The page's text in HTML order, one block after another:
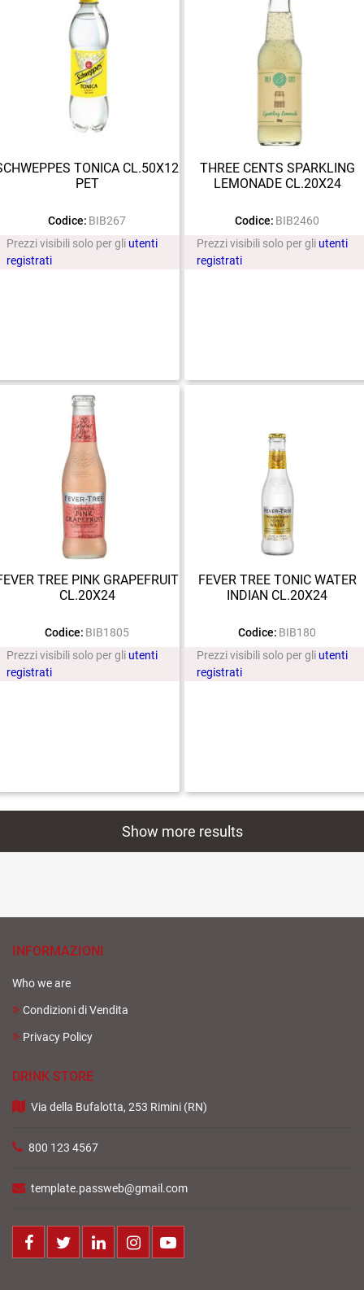
TONICA CL.50X12
PET
Codice: BIB267
Prezzi visibili solo per gli utenti
registrati
THREE CENTS SPARKLING
LEMONADE CL.20X24
Codice: BIB2460
Prezzi visibili solo per gli utenti
registrati
TREE PINK GRAPEFRUIT
CL.20X24
Codice: BIB1805
Prezzi visibili solo per gli utenti
registrati
FEVER TREE TONIC WATER
INDIAN CL.20X24
Codice: BIB180
Prezzi visibili solo per gli utenti
registrati
Show more results
INFORMAZIONI
Who we are
Condizioni di Vendita
Privacy Policy
DRINK STORE
Via della Bufalotta, 253 Rimini (RN)
800 123 4567
template.passweb@gmail.com
FacebookTwitter LinkedIn